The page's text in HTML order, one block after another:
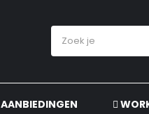
AANBIEDINGEN